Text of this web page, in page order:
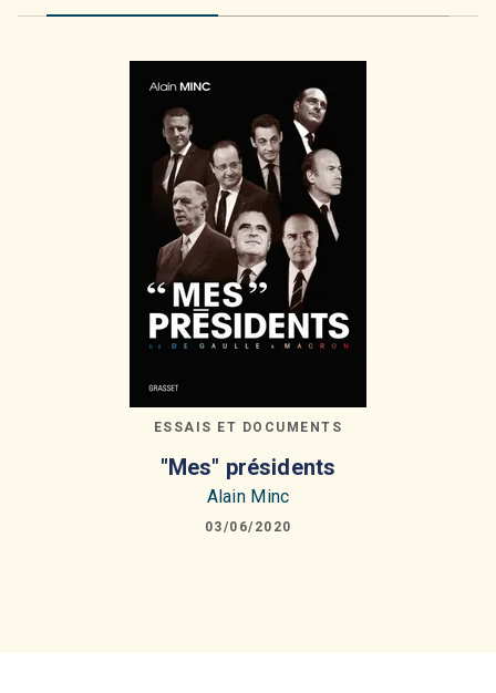
ESSAIS ET DOCUMENTS
"Mes" présidents
Alain Minc
03/06/2020